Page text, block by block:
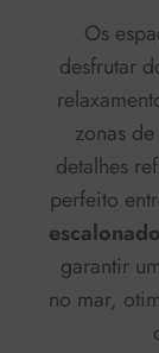
Os
desfrutar
zonas
detalhes
perfeito
escalonado
garantir
no mar,